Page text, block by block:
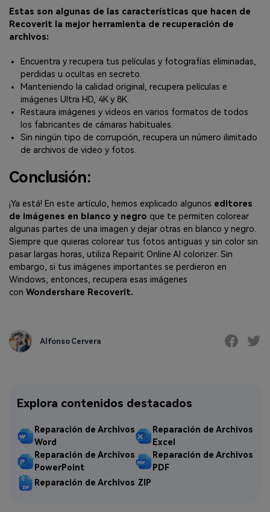
Estas son algunas de las características que hacen de
Recoverit la mejor herramienta de recuperación de
archivos:
Encuentra y recupera tus películas y fotografías eliminadas,
perdidas u ocultas en secreto.
Manteniendo la calidad original, recupera películas e
imágenes Ultra HD, 4K y 8K.
Restaura imágenes y videos en varios formatos de todos
los fabricantes de cámaras habituales.
Sin ningún tipo de corrupción, recupera un número ilimitado
de archivos de video y fotos.
Conclusión:
¡Ya está! En este artículo, hemos explicado algunos editores
de imágenes en blanco y negro que te permiten colorear
algunas partes de una imagen y dejar otras en blanco y negro.
Siempre que quieras colorear tus fotos antiguas y sin color sin
pasar largas horas, utiliza Repairit Online AI colorizer. Sin
embargo, si tus imágenes importantes se perdieron en
Windows, entonces, recupera esas imágenes
con Wondershare Recoverit.
Alfonso Cervera
Explora contenidos destacados
Reparación de Archivos
Word
Reparación de Archivos
Excel
Reparación de Archivos
PowerPoint
Reparación de Archivos
PDF
Reparación de Archivos ZIP